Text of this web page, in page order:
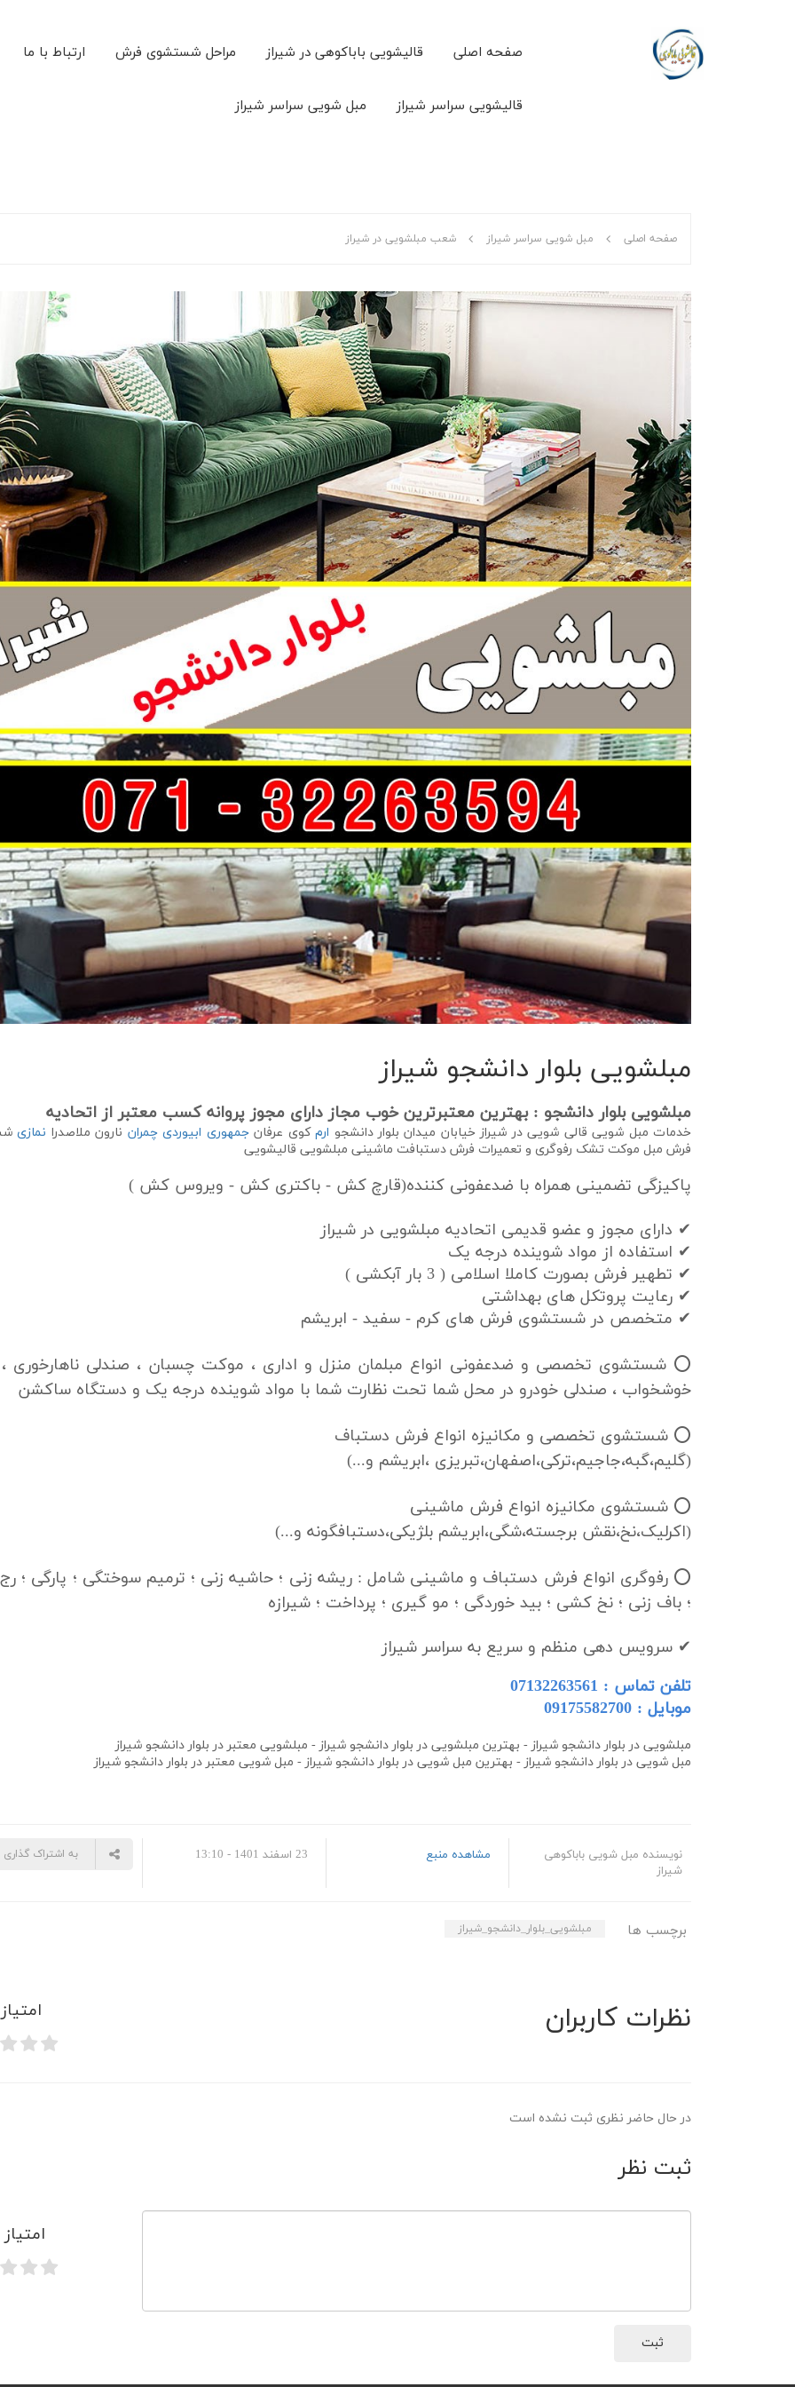
صفحه اصلی قالیشویی باباکوهی در شیراز مراحل شستشوی فرش ارتباط با ما
قالیشویی سراسر شیراز مبل شویی سراسر شیراز
صفحه اصلی مبل شویی سراسر شیراز شعب مبلشویی در شیراز
مبلشویی بلوار دانشجو شیراز
مبلشویی بلوار دانشجو : بهترین معتبرترین خوب مجاز دارای مجوز پروانه کسب معتبر از اتحادیه
خدمات مبل شویی قالی شویی در شیراز خیابان میدان بلوار دانشجو ارمکوی عرفانجمهوری ابیوردی چمران نارون ملاصدرا نمازی
فرش مبل موکت تشک رفوگری و تعمیرات فرش دستبافت ماشینی مبلشویی قالیشویی
پاکیزگی تضمینی همراه با ضدعفونی کننده(قارچ کش - باکتری کش - ویروس کش )
✔ دارای مجوز و عضو قدیمی اتحادیه مبلشویی در شیراز
✔ استفاده از مواد شوینده درجه یک
✔ تطهیر فرش بصورت کاملا اسلامی ( 3 بار آبکشی )
✔ رعایت پروتکل های بهداشتی
✔ متخصص در شستشوی فرش های کرم - سفید - ابریشم
⭕ شستشوی تخصصی و ضدعفونی انواع مبلمان منزل و اداری ، موکت چسبان ، صندلی ناهارخوری
خوشخواب ، صندلی خودرو در محل شما تحت نظارت شما با مواد شوینده درجه یک و دستگاه ساکشن
⭕ شستشوی تخصصی و مکانیزه انواع فرش دستباف
(گلیم،گبه،جاجیم،ترکی،اصفهان،تبریزی ،ابریشم و...)
⭕ شستشوی مکانیزه انواع فرش ماشینی
(اکرلیک،نخ،نقش برجسته،شگی،ابریشم بلژیکی،دستبافگونه و...)
⭕ رفوگری انواع فرش دستباف و ماشینی شامل : ریشه زنی ؛ حاشیه زنی ؛ ترمیم سوختگی ؛ پارگی ؛
؛ باف زنی ؛ نخ کشی ؛ بید خوردگی ؛ مو گیری ؛ پرداخت ؛ شیرازه
✔ سرویس دهی منظم و سریع به سراسر شیراز
تلفن تماس : 07132263561
موبایل : 09175582700
مبلشویی در بلوار دانشجو شیراز - بهترین مبلشویی در بلوار دانشجو شیراز - مبلشویی معتبر در بلوار دانشجو شیراز
مبل شویی در بلوار دانشجو شیراز - بهترین مبل شویی در بلوار دانشجو شیراز - مبل شویی معتبر در بلوار دانشجو شیراز
نویسنده مبل شویی باباکوهی
شیراز
مشاهده منبع 23 اسفند 1401 - 13:10 به اشتراک گذاری
برچسب ها مبلشویی_بلوار_دانشجو_شیراز
نظرات کاربران
در حال حاضر نظری ثبت نشده است
ثبت نظر
ثبت